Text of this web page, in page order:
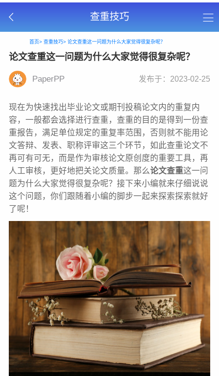
查重技巧
首页> 查重技巧> 论文查重这一问题为什么大家觉得很复杂呢？
论文查重这一问题为什么大家觉得很复杂呢？
PaperPP 发布于：2023-02-25
现在为快速找出毕业论文或期刊投稿论文内的重复内
容，一般都会选择进行查重，查重的目的是得到一份查
重报告，满足单位规定的重复率范围，否则就不能用论
文答辩、发表、职称评审这三个环节，如此查重论文不
再可有可无，而是作为审核论文原创度的重要工具，再
人工审核，更好地把关论文质量。那么论文查重这一问
题为什么大家觉得很复杂呢？接下来小编就来仔细说说
这个问题，你们跟随着小编的脚步一起来探索探索就好
了呢！